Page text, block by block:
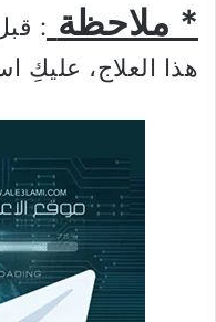
* ملاحظة :
هذا العلاج،